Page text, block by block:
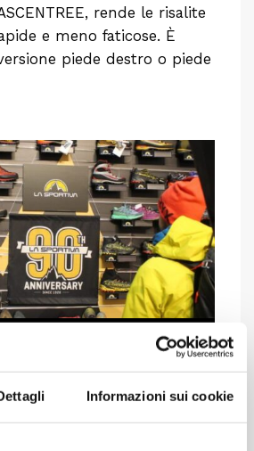
Informazioni sui cookie
CONTATTA
rende le risalite
e meno faticose. È
piede destro o piede